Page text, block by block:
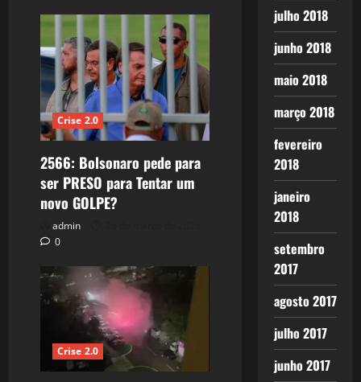
Crise 2.0
2566: Bolsonaro pede para
ser PRESO para Tentar um
novo GOLPE?
admin
0
Crise 2.0
julho 2018
junho 2018
maio 2018
março 2018
fevereiro
2018
janeiro
2018
setembro
2017
agosto 2017
julho 2017
junho 2017